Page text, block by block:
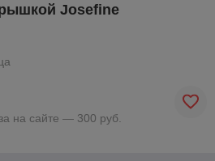
Josefine
на сайте — 300 руб.